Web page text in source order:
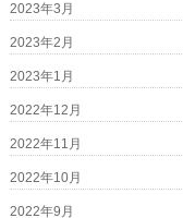
2023年3月
2023年2月
2023年1月
2022年12月
2022年11月
2022年10月
2022年9月